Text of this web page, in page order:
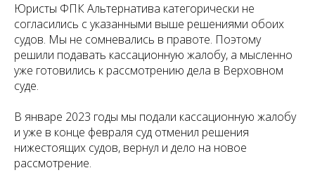
Юристы ФПК Альтернатива категорически не
согласились с указанными выше решениями обоих
судов. Мы не сомневались в правоте. Поэтому
решили подавать кассационную жалобу, а мысленно
уже готовились к рассмотрению дела в Верховном
суде.
В январе 2023 годы мы подали кассационную жалобу
и уже в конце февраля суд отменил решения
нижестоящих судов, вернул и дело на новое
рассмотрение.